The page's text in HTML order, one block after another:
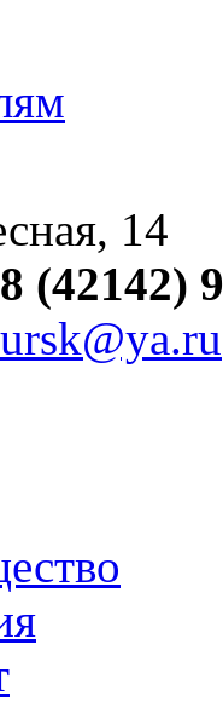
14
8 (42142)